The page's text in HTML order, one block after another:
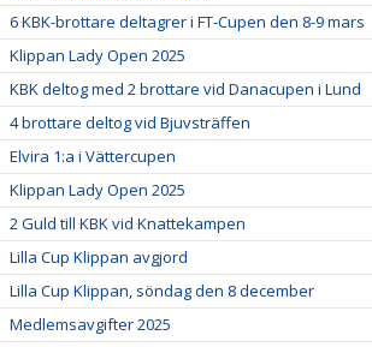
6 KBK-brottare deltagrer i FT-Cupen den 8-9 mars
Klippan Lady Open 2025
KBK deltog med 2 brottare vid Danacupen i Lund
4 brottare deltog vid Bjuvsträffen
Elvira 1:a i Vättercupen
Klippan Lady Open 2025
2 Guld till KBK vid Knattekampen
Lilla Cup Klippan avgjord
Lilla Cup Klippan, söndag den 8 december
Medlemsavgifter 2025